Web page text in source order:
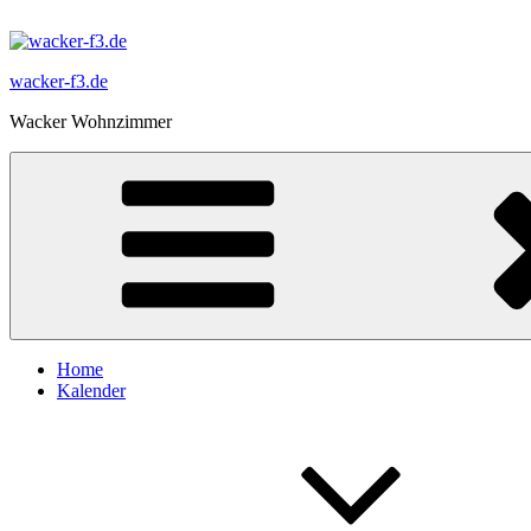
Inhalt
wacker-f3.de
Wacker Wohnzimmer
Home
Kalender